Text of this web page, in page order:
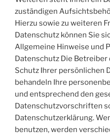
zuständigen
Hierzu sowie zu weiteren
Datenschutz können Sie
Allgemeine Hinweise und
Datenschutz Die
Schutz Ihrer persönlichen
behandeln Ihre
und entsprechend den
Datenschutzvorschriften
Datenschutzerklärung.
benutzen, werden